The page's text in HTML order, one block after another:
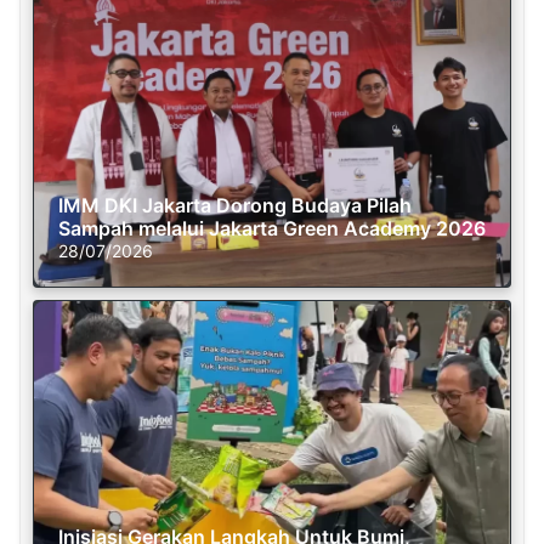
IMM DKI Jakarta Dorong Budaya Pilah
Sampah melalui Jakarta Green Academy 2026
28/07/2026
Inisiasi Gerakan Langkah Untuk Bumi,